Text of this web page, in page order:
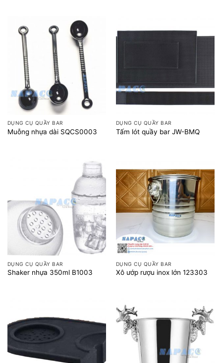
DỤNG CỤ QUẦY BAR
Muỗng nhựa dài SQCS0003
DỤNG CỤ QUẦY BAR
Tấm lót quầy bar JW-BMQ
DỤNG CỤ QUẦY BAR
Shaker nhựa 350ml B1003
DỤNG CỤ QUẦY BAR
Xô ướp rượu inox lớn 123303